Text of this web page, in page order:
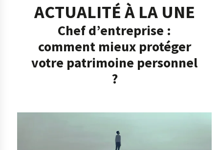
ACTUALITÉ À LA UNE
Chef d’entreprise :
comment mieux protéger
votre patrimoine personnel
?